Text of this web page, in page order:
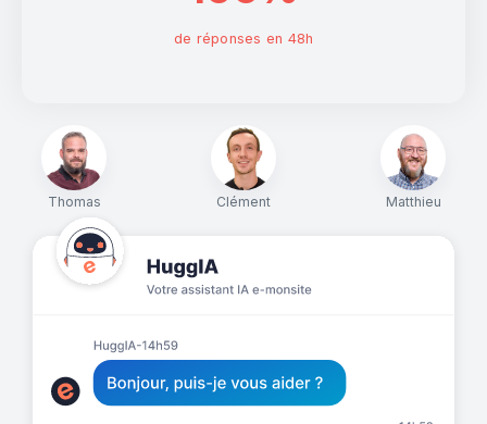
Thomas Clément Matthieu
de réponses en 48h